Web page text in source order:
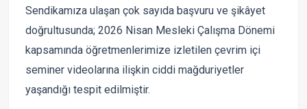
Sendikamıza ulaşan çok sayıda başvuru ve şikâyet
doğrultusunda; 2026 Nisan Mesleki Çalışma Dönemi
kapsamında öğretmenlerimize izletilen çevrim içi
seminer videolarına ilişkin ciddi mağduriyetler
yaşandığı tespit edilmiştir.